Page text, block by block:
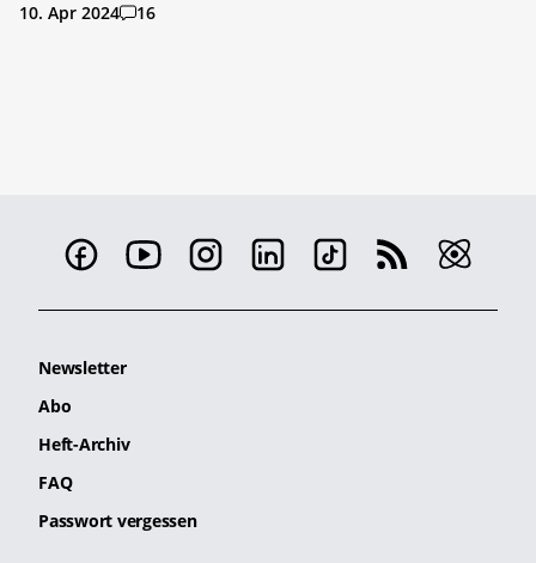
10. Apr 2024 16
Newsletter
Abo
Heft-Archiv
FAQ
Passwort vergessen